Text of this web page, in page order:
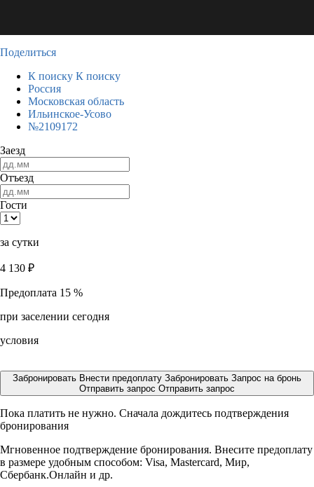
Поделиться
К поиску К поиску
Россия
Московская область
Ильинское-Усово
№2109172
Заезд
Отъезд
Гости
за сутки
4 130 ₽
Предоплата 15 %
при заселении сегодня
условия
Забронировать Внести предоплату Забронировать Запрос на бронь
Отправить запрос Отправить запрос
Пока платить не нужно. Сначала дождитесь подтверждения
бронирования
Мгновенное подтверждение бронирования. Внесите предоплату
в размере удобным способом: Visa, Mastercard, Мир,
Сбербанк.Онлайн и др.